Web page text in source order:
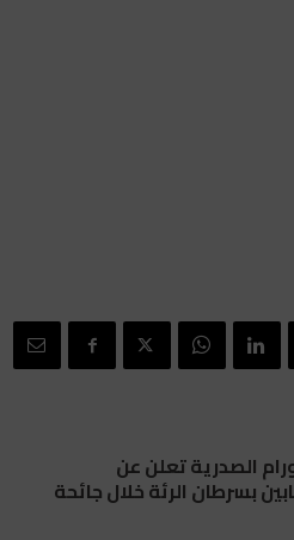
الصدرية تعلن عن
بسرطان الرئة خلال جائحة